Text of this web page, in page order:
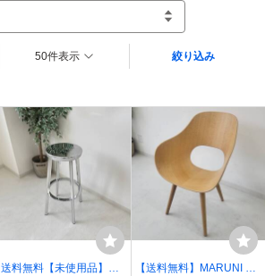
50件表示 絞り込み
送料無料【未使用品】MA
【送料無料】MARUNI マ